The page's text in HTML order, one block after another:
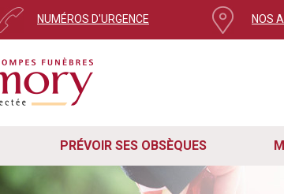
NUMÉROS D'URGENCE NOS
PRÉVOIR SES OBSÈQUES
Pour envoyer votre message, mettez à
Cher utilisateur,
Ce message s’affiche automatiquement si la version de votre
rapidement, veuillez suivre ces trois étapes simples :
Pour que le formulaire de contact fonctionne
cas, veuillez mettre à jour votre navigateur vers sa
Rafraîchissez simplement la page actuelle. Vous
le navigateur et revenir sur le site internet Remory.